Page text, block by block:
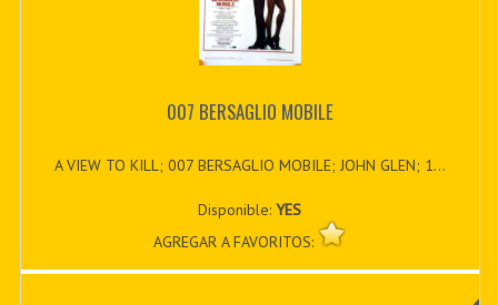
007 BERSAGLIO MOBILE
A VIEW TO KILL; 007 BERSAGLIO MOBILE; JOHN GLEN; 1...
Disponible:YES
AGREGAR A FAVORITOS: